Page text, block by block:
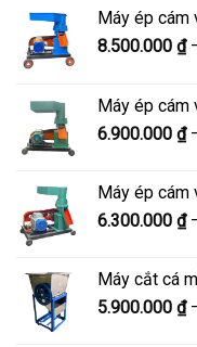
Máy ép cám
8.500.000 ₫
Máy ép cám
6.900.000 ₫
Máy ép cám
6.300.000 ₫
Máy cắt cá
5.900.000 ₫